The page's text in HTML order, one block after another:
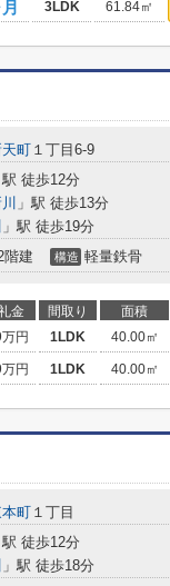
3LDK 61.84㎡
天町 １丁目6-9
駅 徒歩12分
」駅 徒歩13分
」駅 徒歩19分
階建 構造 軽量鉄骨
金 間取り 面積
円 1LDK 40.00㎡
円 1LDK 40.00㎡
町 １丁目
駅 徒歩12分
」駅 徒歩18分